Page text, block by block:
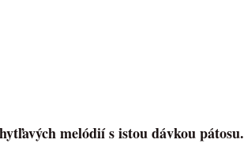
melódií s istou dávkou pátosu.